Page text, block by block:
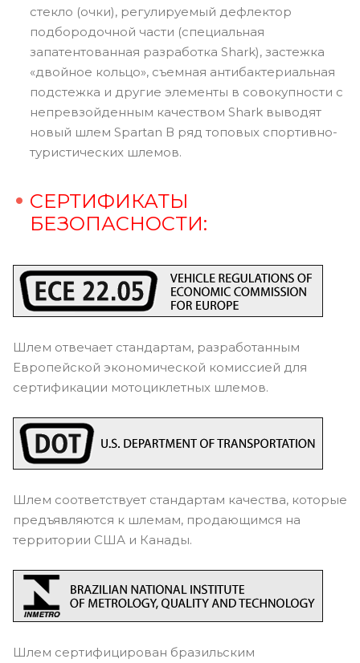
стекло (очки), регулируемый дефлектор
подбородочной части (специальная
запатентованная разработка Shark), застежка
«двойное кольцо», съемная антибактериальная
подстежка и другие элементы в совокупности с
непревзойденным качеством Shark выводят
новый шлем Spartan В ряд топовых спортивно-
туристических шлемов.
СЕРТИФИКАТЫ
БЕЗОПАСНОСТИ:
Шлем отвечает стандартам, разработанным
Европейской экономической комиссией для
сертификации мотоциклетных шлемов.
Шлем соответствует стандартам качества, которые
предъявляются к шлемам, продающимся на
территории США и Канады.
Шлем сертифицирован бразильским